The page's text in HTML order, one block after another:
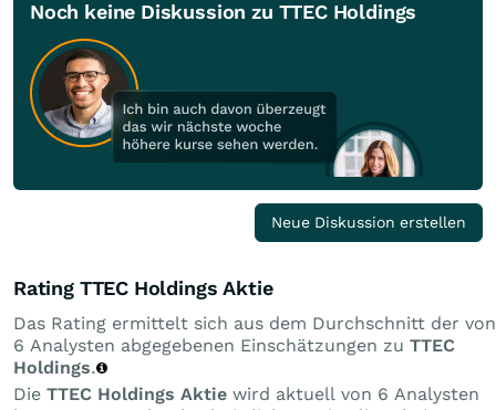
Noch keine Diskussion zu TTEC Holdings
Neue Diskussion erstellen
Rating TTEC Holdings Aktie
Das Rating ermittelt sich aus dem Durchschnitt der von
6 Analysten abgegebenen Einschätzungen zu TTEC
Holdings.
Die TTEC Holdings Aktie wird aktuell von 6 Analysten